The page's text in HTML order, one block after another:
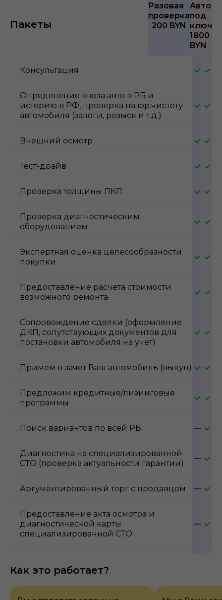
Пакеты
Разовая
проверка
200 BYN
Авто
под
ключ
1800
BYN
Консультация
Определение ввоза авто в РБ и
историю в РФ, проверка на юр.чистоту
автомобиля (залоги, розыск и т.д.)
Внешний осмотр
Тест-драйв
Проверка толщины ЛКП
Проверка диагностическим
оборудованием
Экспертная оценка целесообразности
покупки
Предоставление расчета стоимости
возможного ремонта
Сопровождение сделки (оформление
ДКП, сопутствующих документов для
постановки автомобиля на учет)
Примем в зачет Ваш автомобиль (выкуп)
Предложим кредитные/лизинговые
программы
Поиск вариантов по всей РБ
Диагностика на специализированной
СТО (проверка актуальности гарантии)
Аргументированный торг с продавцом
Предоставление акта осмотра и
диагностической карты
специализированной СТО
Как это работает?